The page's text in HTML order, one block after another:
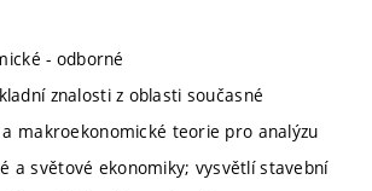
- odborné
znalosti z oblasti současné
makroekonomické teorie pro analýzu
a světové ekonomiky; vysvětlí stavební